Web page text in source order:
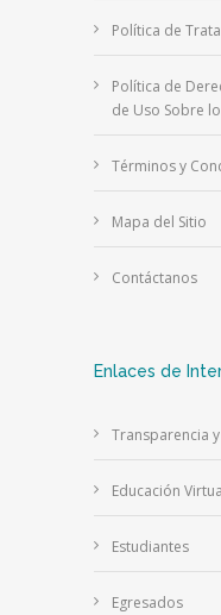
Política de
Política de
de Uso Sobre
Términos y
Mapa del Sitio
Contáctanos
Enlaces de
Transparencia
Educación
Estudiantes
Egresados